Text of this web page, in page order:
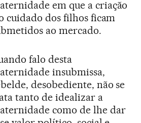
em que a criação
cuidado dos filhos ficam
ao mercado.
falo desta
insubmissa,
desobediente, não se
tanto de idealizar a
como de lhe dar